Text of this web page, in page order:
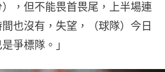
，但不能畏首畏尾，上半場連
也沒有，失望，（球隊）今日
爭標隊。」